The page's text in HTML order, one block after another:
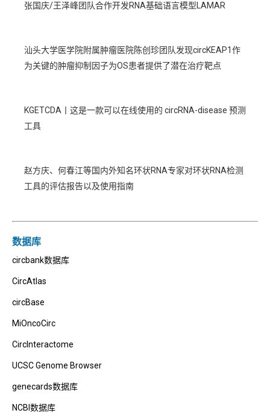
张国庆/王泽峰团队合作开发RNA基础语言模型LAMAR
汕头大学医学院附属肿瘤医院陈创珍团队发现circKEAP1作
为关键的肿瘤抑制因子为OS患者提供了潜在治疗靶点
KGETCDA丨这是一款可以在线使用的 circRNA-disease 预测
工具
赵方庆、何春江等国内外知名环状RNA专家对环状RNA检测
工具的评估报告以及使用指南
数据库
circbank数据库
CircAtlas
circBase
MiOncoCirc
CircInteractome
UCSC Genome Browser
genecards数据库
NCBI数据库